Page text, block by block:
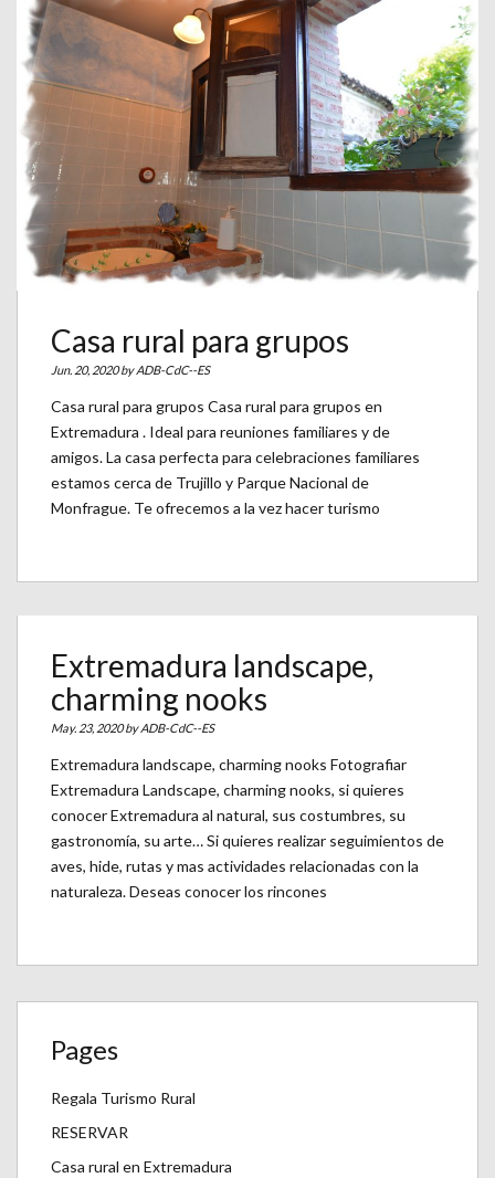
Casa rural para grupos
Jun. 20, 2020 byADB-CdC--ES
Casa rural para grupos Casa rural para grupos en
Extremadura . Ideal para reuniones familiares y de
amigos. La casa perfecta para celebraciones familiares
estamos cerca de Trujillo y Parque Nacional de
Monfrague. Te ofrecemos a la vez hacer turismo
Extremadura landscape,
charming nooks
May. 23, 2020 byADB-CdC--ES
Extremadura landscape, charming nooks Fotografiar
Extremadura Landscape, charming nooks, si quieres
conocer Extremadura al natural, sus costumbres, su
gastronomía, su arte… Si quieres realizar seguimientos de
aves, hide, rutas y mas actividades relacionadas con la
naturaleza. Deseas conocer los rincones
Pages
Regala Turismo Rural
RESERVAR
Casa rural en Extremadura